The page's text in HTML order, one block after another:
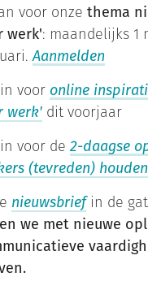
voor onze thema
werk': maandelijks 1
Aanmelden
voor online
werk' dit voorjaar
voor de 2-daagse
(tevreden)
nieuwsbriefin de
we met nieuwe